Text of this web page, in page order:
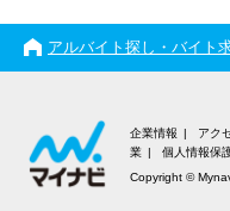
アルバイト探し・バイト
企業情報 アク
業
個人情報保
Copyright ©